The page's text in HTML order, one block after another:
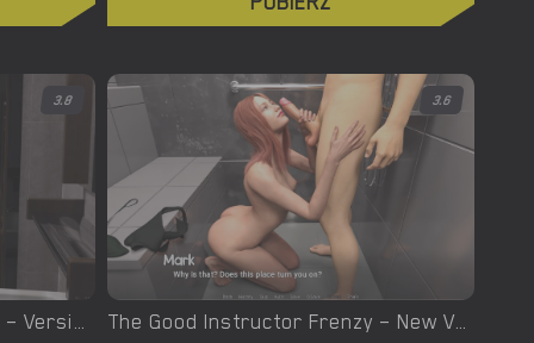
3.8
THE SHRiNK R&R – Season 2 – Version 2.4 – Added Android Port [OneManVN]
3.6
The Good Instructor Frenzy – New Version 1.40 [LovelyBone Productions]